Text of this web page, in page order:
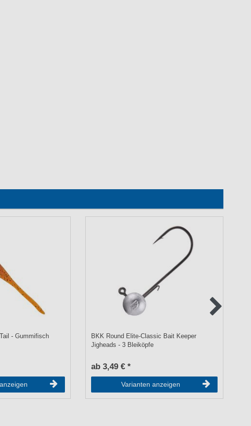
- Gummifisch
BKK Round Elite-Classic Bait Keeper
Jigheads - 3 Bleiköpfe
ab 3,49 € *
Varianten anzeigen